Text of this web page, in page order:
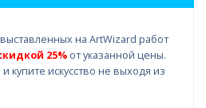
на ArtWizard работ
25% от указанной цены.
и купите искусство не выходя из